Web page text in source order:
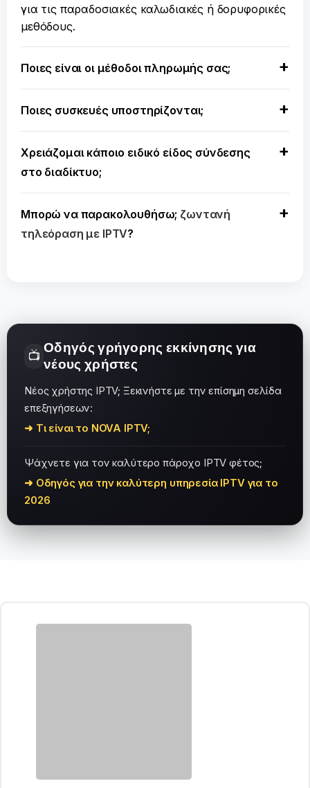
για τις παραδοσιακές καλωδιακές ή δορυφορικές
μεθόδους.
Ποιες είναι οι μέθοδοι πληρωμής σας;
Ποιες συσκευές υποστηρίζονται;
Χρειάζομαι κάποιο ειδικό είδος σύνδεσης
στο διαδίκτυο;
Μπορώ να παρακολουθήσω; ζωντανή
τηλεόραση με IPTV?
📺 Οδηγός γρήγορης εκκίνησης για
νέους χρήστες
Νέος χρήστης IPTV; Ξεκινήστε με την επίσημη σελίδα
επεξηγήσεων:
➜ Τι είναι το NOVA IPTV;
Ψάχνετε για τον καλύτερο πάροχο IPTV φέτος;
➜ Οδηγός για την καλύτερη υπηρεσία IPTV για το
2026